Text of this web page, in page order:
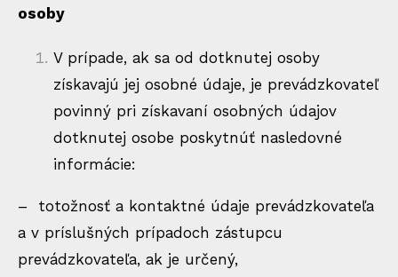
osoby
V prípade, ak sa od dotknutej osoby
získavajú jej osobné údaje, je prevádzkovateľ
povinný pri získavaní osobných údajov
dotknutej osobe poskytnúť nasledovné
informácie:
– totožnosť a kontaktné údaje prevádzkovateľa
a v príslušných prípadoch zástupcu
prevádzkovateľa, ak je určený,